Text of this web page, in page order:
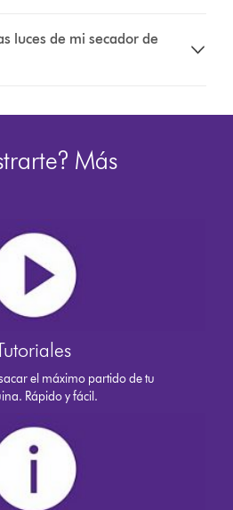
luces de mi secador de
Más
el máximo partido de tu
Rápido y fácil.